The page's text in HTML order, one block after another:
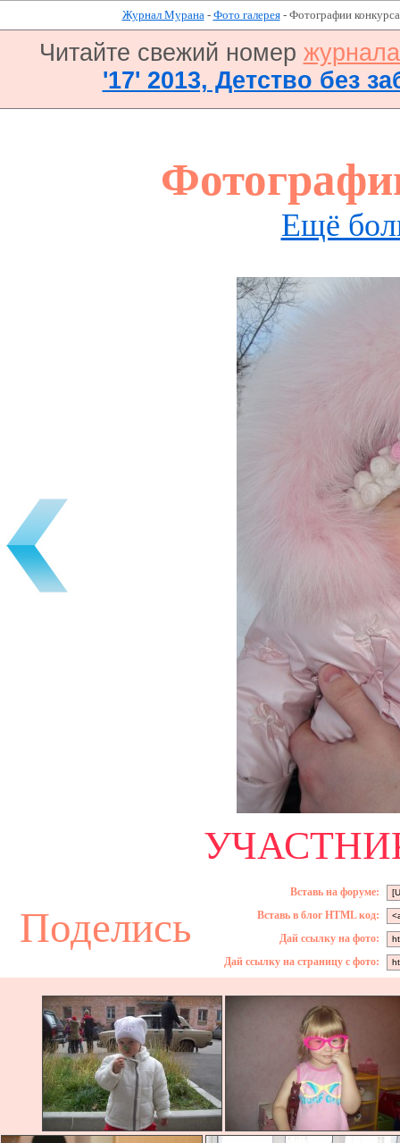
Журнал Мурана- Фото галерея- Фотографии
Читайте свежий номер
'17' 2013, Детство без
Ещё
Поделись
Вставь на форуме:
Вставь в блог HTML код:
Дай ссылку на фото:
Дай ссылку на страницу с фото: